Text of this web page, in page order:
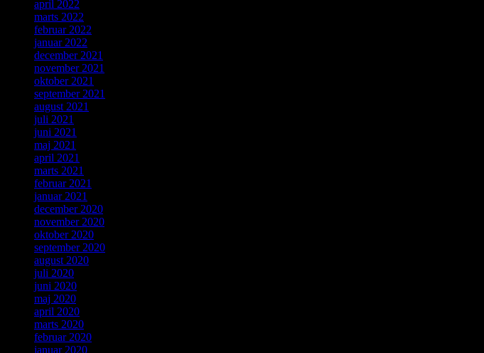
april 2022
marts 2022
februar 2022
januar 2022
december 2021
november 2021
oktober 2021
september 2021
august 2021
juli 2021
juni 2021
maj 2021
april 2021
marts 2021
februar 2021
januar 2021
december 2020
november 2020
oktober 2020
september 2020
august 2020
juli 2020
juni 2020
maj 2020
april 2020
marts 2020
februar 2020
januar 2020